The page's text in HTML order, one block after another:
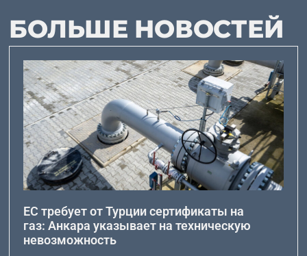
БОЛЬШЕ НОВОСТЕЙ
ЕС требует от Турции сертификаты на
газ: Анкара указывает на техническую
невозможность